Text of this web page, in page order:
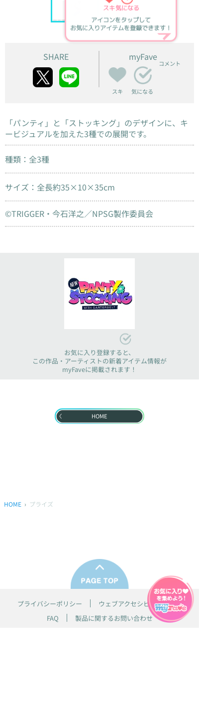
スキ気になる
アイコンをタップして
お気に入りアイテムを登録できます！
SHARE myFave
スキ 気になる
コメント
「パンティ」と「ストッキング」のデザインに、キ
ービジュアルを加えた3種での展開です。
種類：全3種
サイズ：全長約35×10×35cm
©TRIGGER・今石洋之／NPSG製作委員会
お気に入り登録すると、
この作品・アーティストの新着アイテム情報が
myFaveに掲載されます！
HOME
HOME プライズ
プライバシーポリシー
ウェブアクセシビリティ方針
FAQ
製品に関するお問い合わせ